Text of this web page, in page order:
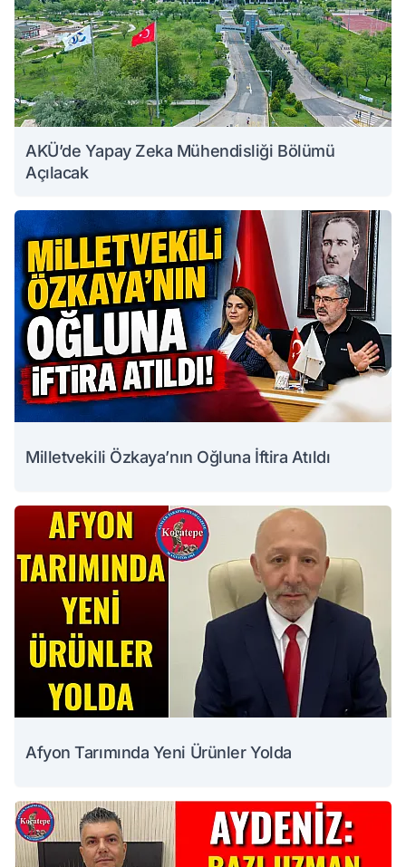
AKÜ’de Yapay Zeka Mühendisliği Bölümü
Açılacak
Milletvekili Özkaya’nın Oğluna İftira Atıldı
Afyon Tarımında Yeni Ürünler Yolda